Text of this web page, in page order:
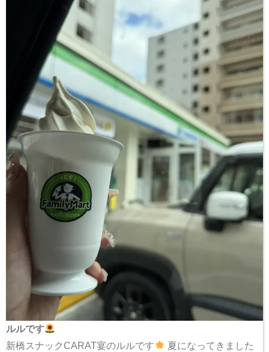
ルルです
新橋スナックCARAT宴のルルです
夏になってきました